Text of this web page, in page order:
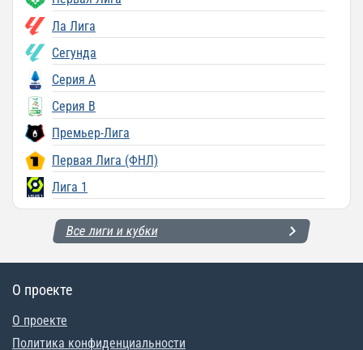
Ла Лига
Сегунда
Серия A
Серия B
Премьер-Лига
Первая Лига (ФНЛ)
Лига 1
Все лиги и кубки
О проекте
О проекте
Политика конфиденциальности